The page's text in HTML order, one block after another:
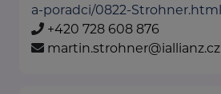
a-poradci/0822-Strohner.html
+420 728 608 876
martin.strohner@iallianz.cz